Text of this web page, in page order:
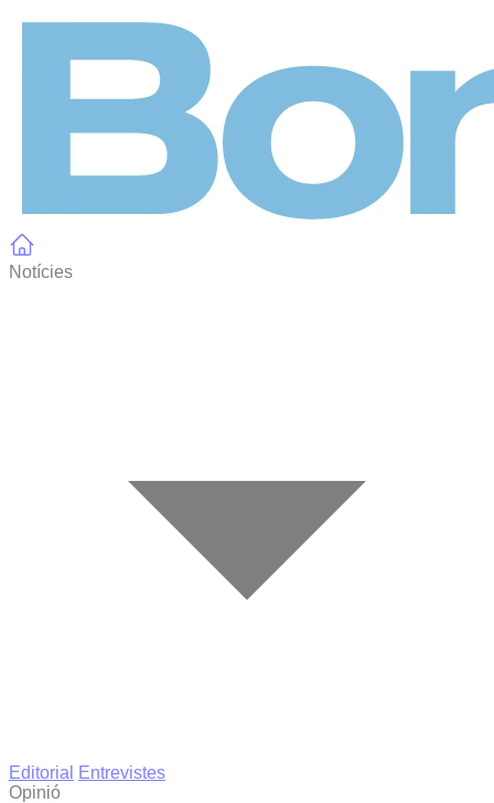
Notícies
Editorial
Entrevistes
Opinió